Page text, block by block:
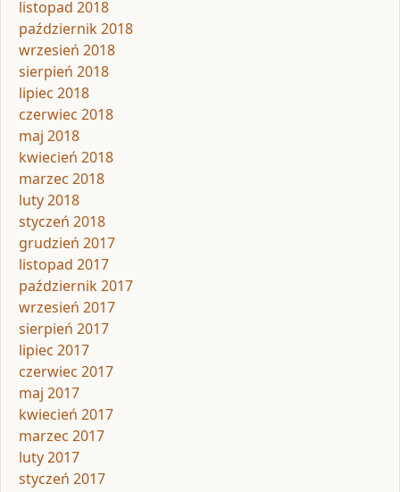
listopad 2018
październik 2018
wrzesień 2018
sierpień 2018
lipiec 2018
czerwiec 2018
maj 2018
kwiecień 2018
marzec 2018
luty 2018
styczeń 2018
grudzień 2017
listopad 2017
październik 2017
wrzesień 2017
sierpień 2017
lipiec 2017
czerwiec 2017
maj 2017
kwiecień 2017
marzec 2017
luty 2017
styczeń 2017